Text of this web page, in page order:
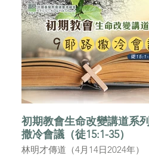
初期教會生命改變講道系列：(
撒冷會議（徒15:1-35）
林明才傳道（4月14日2024年）